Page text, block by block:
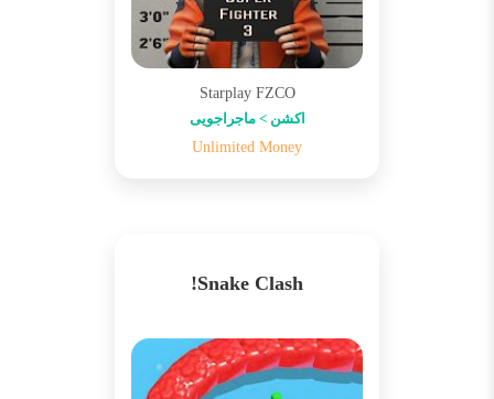
Starplay FZCO
اکشن > ماجراجویی
Unlimited Money
Snake Clash!